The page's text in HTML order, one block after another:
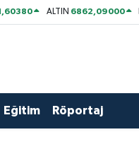
ALTIN 6862,09000
Eğitim Röportaj